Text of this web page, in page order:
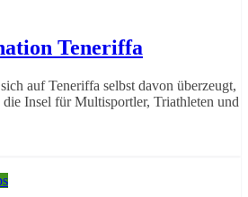
Teneriffa
auf Teneriffa selbst davon überzeugt,
Insel für Multisportler, Triathleten und